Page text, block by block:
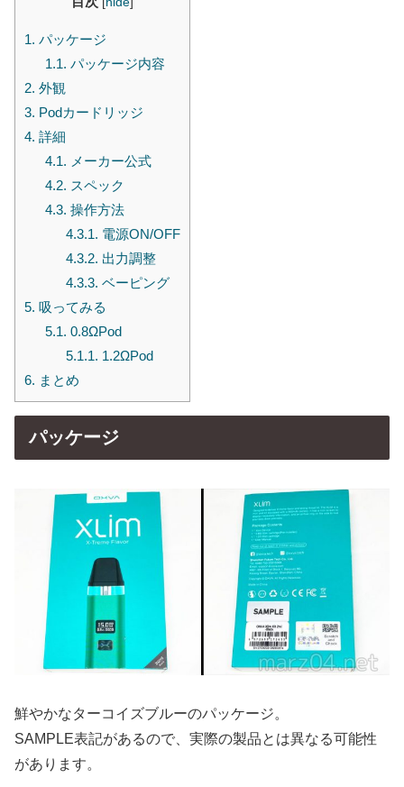
1. パッケージ
1.1. パッケージ内容
2. 外観
3. Podカードリッジ
4. 詳細
4.1. メーカー公式
4.2. スペック
4.3. 操作方法
4.3.1. 電源ON/OFF
4.3.2. 出力調整
4.3.3. ベーピング
5. 吸ってみる
5.1. 0.8ΩPod
5.1.1. 1.2ΩPod
6. まとめ
パッケージ
鮮やかなターコイズブルーのパッケージ。
SAMPLE表記があるので、実際の製品とは異なる可能性
があります。